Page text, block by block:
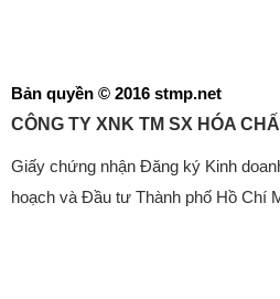
Bản quyền © 2016 stmp.net
CÔNG TY XNK TM SX HÓA
Giấy chứng nhận Đăng ký Kinh
hoạch và Đầu tư Thành phố Hồ Chí